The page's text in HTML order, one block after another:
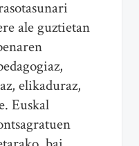
ale guztietan
elikaduraz,
Euskal